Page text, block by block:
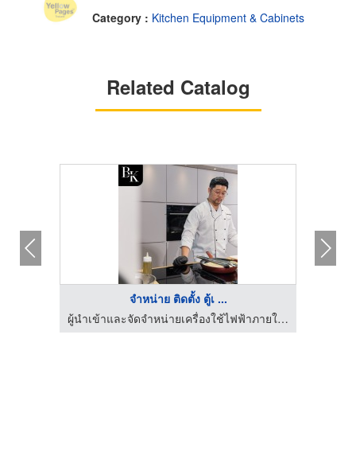
Category : Kitchen Equipment & Cabinets
Related Catalog
จำหน่าย ติดตั้ง ตู้เ ...
ผู้นำเข้าและจัดจำหน่ายเครื่องใช้ไฟฟ้าภายในครัว